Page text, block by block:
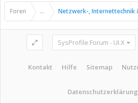
Foren ... Netzwerk-, Internettechnik
SysProfile Forum - UI.X
Kontakt Hilfe Sitemap
Datenschutzerklärung